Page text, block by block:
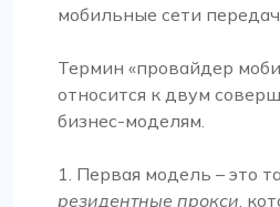
мобильные сети
Термин «провайдер
относится к двум
бизнес-моделям.
1. Первая модель – это
резидентные прокси,